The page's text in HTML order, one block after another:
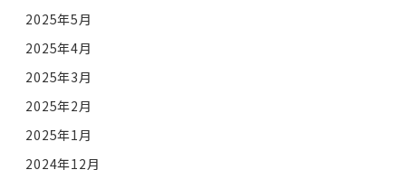
2025年5月
2025年4月
2025年3月
2025年2月
2025年1月
2024年12月